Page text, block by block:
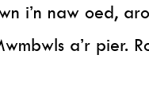
i’n naw oed,
a’r pier.